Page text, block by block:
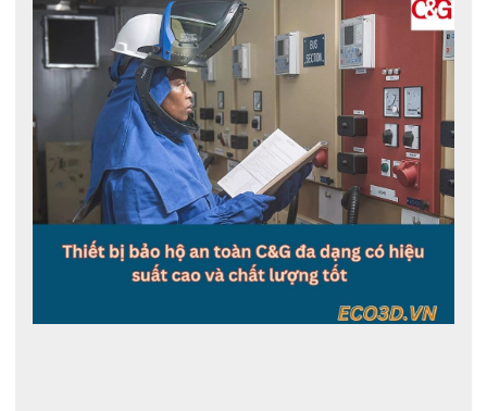
Thông tin bộ quần áo tráng nhôm chịu nhiệt C&G
1200°C 3H
3. Ưu điểm nổi bật của bộ quần áo chịu
nhiệt C&G
3.1 Khả năng phản xạ nhiệt bức xạ lên tới
1200°C